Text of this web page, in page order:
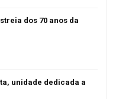
dos 70 anos da
unidade dedicada a